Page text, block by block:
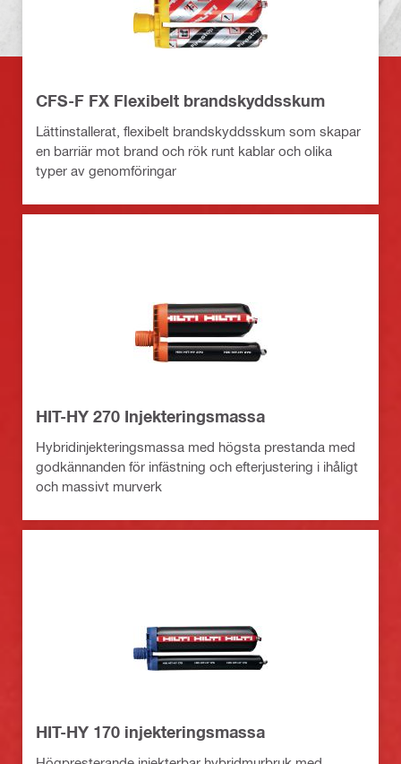
CFS-F FX Flexibelt brandskyddsskum
Lättinstallerat, flexibelt brandskyddsskum som skapar
en barriär mot brand och rök runt kablar och olika
typer av genomföringar
HIT-HY 270 Injekteringsmassa
Hybridinjekteringsmassa med högsta prestanda med
godkännanden för infästning och efterjustering i ihåligt
och massivt murverk
HIT-HY 170 injekteringsmassa